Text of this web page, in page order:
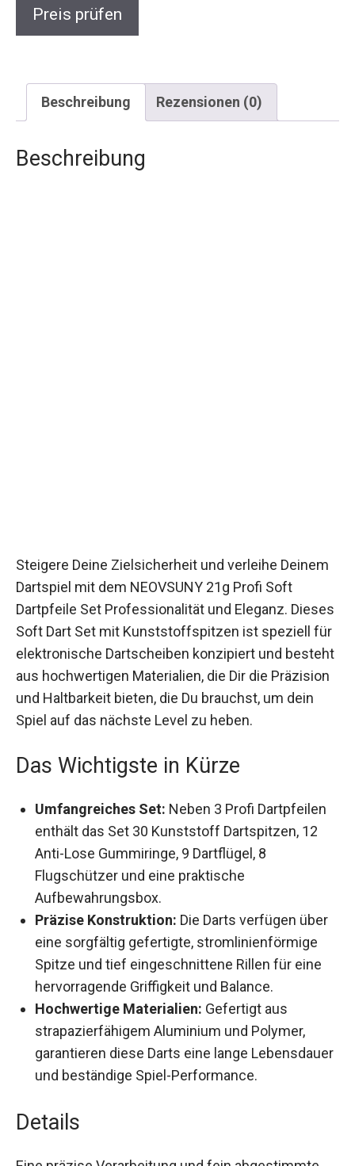
Preis prüfen
Beschreibung Rezensionen (0)
Beschreibung
Steigere Deine Zielsicherheit und verleihe
Deinem Dartspiel mit dem NEOVSUNY 21g Profi
Soft Dartpfeile Set Professionalität und Eleganz.
Dieses Soft Dart Set mit Kunststoffspitzen ist
speziell für elektronische Dartscheiben
konzipiert und besteht aus hochwertigen
Materialien, die Dir die Präzision und Haltbarkeit
bieten, die Du brauchst, um dein Spiel auf das
Umfangreiches Set:Neben 3 Profi Dartpfeilen
enthält das Set 30 Kunststoff Dartspitzen, 12
Anti-Lose Gummiringe, 9 Dartflügel, 8
Flugschützer und eine praktische
Aufbewahrungsbox.
Präzise Konstruktion:Die Darts verfügen
über eine sorgfältig gefertigte,
stromlinienförmige Spitze und tief
eingeschnittene Rillen für eine hervorragende
Griffigkeit und Balance.
Hochwertige Materialien:Gefertigt aus
strapazierfähigem Aluminium und Polymer,
Lebensdauer und beständige Spiel-